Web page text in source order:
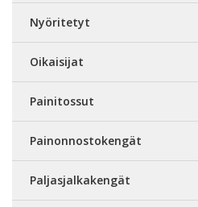
Nyöritetyt
Oikaisijat
Painitossut
Painonnostokengät
Paljasjalkakengät